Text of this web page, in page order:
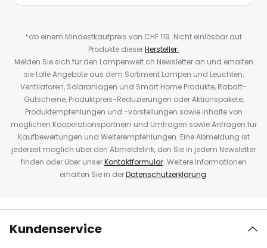
*ab einem Mindestkaufpreis von CHF 119. Nicht einlösbar auf
Produkte dieserHersteller.
Melden Sie sich für den Lampenwelt.ch Newsletter an und erhalten
sie tolle Angebote aus dem Sortiment Lampen und Leuchten,
Ventilatoren, Solaranlagen und Smart Home Produkte, Rabatt-
Gutscheine, Produktpreis-Reduzierungen oder Aktionspakete,
Produktempfehlungen und -vorstellungen sowie Inhalte von
möglichen Kooperationspartnern und Umfragen sowie Anfragen für
Kaufbewertungen und Weiterempfehlungen. Eine Abmeldung ist
jederzeit möglich über den Abmeldelink, den Sie in jedem Newsletter
finden oder über unserKontaktformular. Weitere Informationen
erhalten Sie in derDatenschutzerklärung.
Kundenservice